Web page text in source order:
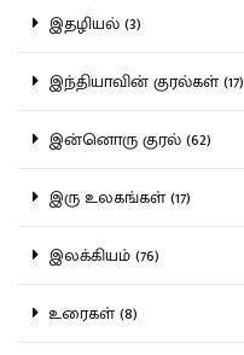
இதழியல் (3)
இந்தியாவின் குரல்கள் (17)
இன்னொரு குரல் (62)
இரு உலகங்கள் (17)
இலக்கியம் (76)
உரைகள் (8)